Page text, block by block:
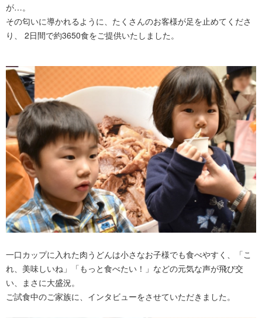
が…。
その匂いに導かれるように、たくさんのお客様が足を止めてくださ
り、 2日間で約3650食をご提供いたしました。
一口カップに入れた肉うどんは小さなお子様でも食べやすく、「こ
れ、美味しいね」「もっと食べたい！」などの元気な声が飛び交
い、まさに大盛況。
ご試食中のご家族に、インタビューをさせていただきました。